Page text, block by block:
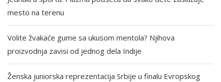
mesto na terenu
Volite žvakaće gume sa ukusom mentola? Njihova
proizvodnja zavisi od jednog dela Indije
Ženska juniorska reprezentacija Srbije u finalu Evropskog